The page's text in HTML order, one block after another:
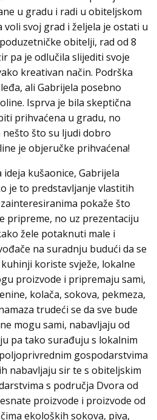
u gradu i radi u obiteljskom
voli svoj grad i željela je ostati u
obitelji, rad od 8
pa je odlučila slijediti svoje
kreativan način. Podrška
ali Gabrijela posebno
Isprva je bila skeptična
prihvaćena u gradu, no
nešto što su ljudi dobro
je objeručke prihvaćena!
kušaonice, Gabrijela
je to predstavljanje vlastitih
pokaže što
pripreme, no uz prezentaciju
žele potaknuti male i
na suradnju budući da se
koriste svježe, lokalne
proizvode i pripremaju sami,
kolača, sokova, pekmeza,
trudeći se da sve bude
mogu sami, nabavljaju od
pa tako surađuju s lokalnim
gospodarstvima
nabavljaju sir te s obiteljskim
s područja Dvora od
proizvode i proizvode od
ekoloških sokova, piva,